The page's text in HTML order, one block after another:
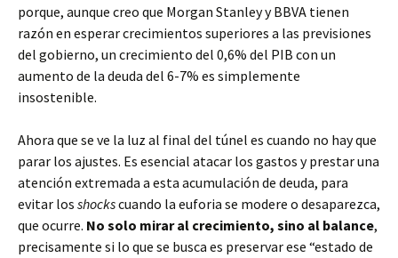
porque, aunque creo que Morgan Stanley y BBVA tienen
razón en esperar crecimientos superiores a las previsiones
del gobierno, un crecimiento del 0,6% del PIB con un
aumento de la deuda del 6-7% es simplemente
insostenible.
Ahora que se ve la luz al final del túnel es cuando no hay que
parar los ajustes. Es esencial atacar los gastos y prestar una
atención extremada a esta acumulación de deuda, para
evitar los shockscuando la euforia se modere o desaparezca,
que ocurre. No solo mirar al crecimiento, sino al balance,
precisamente si lo que se busca es preservar ese “estado de